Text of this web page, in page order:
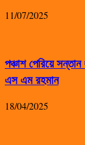
11/07/2025
পঞ্চাশ পেরিয়ে
এস এম রহমান
18/04/2025